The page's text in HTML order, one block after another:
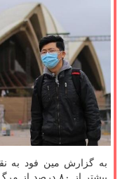
به گزارش مین فود به